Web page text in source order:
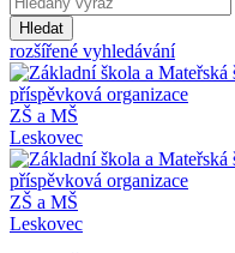
Hledat
rozšířené vyhledávání
ZŠ a MŠ
Leskovec
ZŠ a MŠ
Leskovec